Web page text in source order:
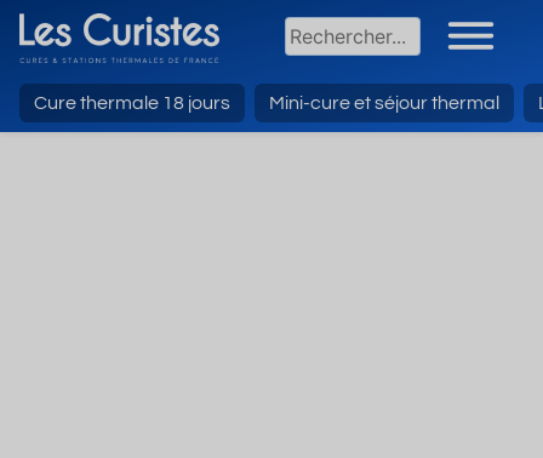
Cure thermale 18 jours Mini-cure et séjour thermal